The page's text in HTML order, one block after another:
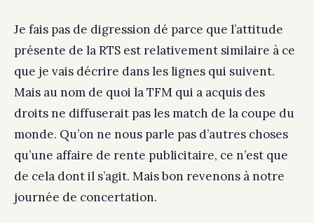
Je fais pas de digression dé parce que l’attitude
présente de la RTS est relativement similaire à ce
que je vais décrire dans les lignes qui suivent.
Mais au nom de quoi la TFM qui a acquis des
droits ne diffuserait pas les match de la coupe du
monde. Qu’on ne nous parle pas d’autres choses
qu’une affaire de rente publicitaire, ce n’est que
de cela dont il s’agit. Mais bon revenons à notre
journée de concertation.